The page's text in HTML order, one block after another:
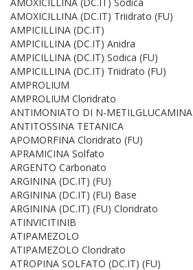
AMOXICILLINA (DC.IT) Triidrato (FU)
AMPICILLINA (DC.IT)
AMPICILLINA (DC.IT) Anidra
AMPICILLINA (DC.IT) Sodica (FU)
AMPICILLINA (DC.IT) Triidrato (FU)
AMPROLIUM
AMPROLIUM Cloridrato
ANTIMONIATO DI N-METILGLUCAMINA
ANTITOSSINA TETANICA
APOMORFINA Cloridrato (FU)
APRAMICINA Solfato
ARGENTO Carbonato
ARGININA (DC.IT) (FU)
ARGININA (DC.IT) (FU) Base
ARGININA (DC.IT) (FU) Cloridrato
ATINVICITINIB
ATIPAMEZOLO
ATIPAMEZOLO Cloridrato
ATROPINA SOLFATO (DC.IT) (FU)